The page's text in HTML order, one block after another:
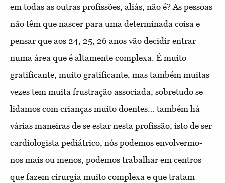
em todas as outras profissões, aliás, não é? As pessoas
não têm que nascer para uma determinada coisa e
pensar que aos 24, 25, 26 anos vão decidir entrar
numa área que é altamente complexa. É muito
gratificante, muito gratificante, mas também muitas
vezes tem muita frustração associada, sobretudo se
lidamos com crianças muito doentes… também há
várias maneiras de se estar nesta profissão, isto de ser
cardiologista pediátrico, nós podemos envolvermo-
nos mais ou menos, podemos trabalhar em centros
que fazem cirurgia muito complexa e que tratam